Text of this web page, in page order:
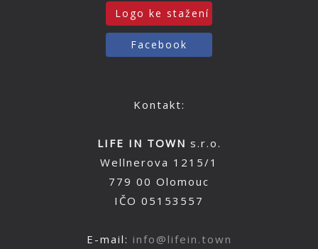
Logo ke stažení
Facebook
Kontakt:
LIFE IN TOWN s.r.o.
Wellnerova 1215/1
779 00 Olomouc
IČO 05153557
E-mail: info@lifein.town